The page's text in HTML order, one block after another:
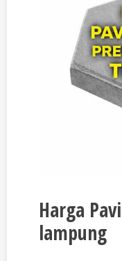
Harga
lampung